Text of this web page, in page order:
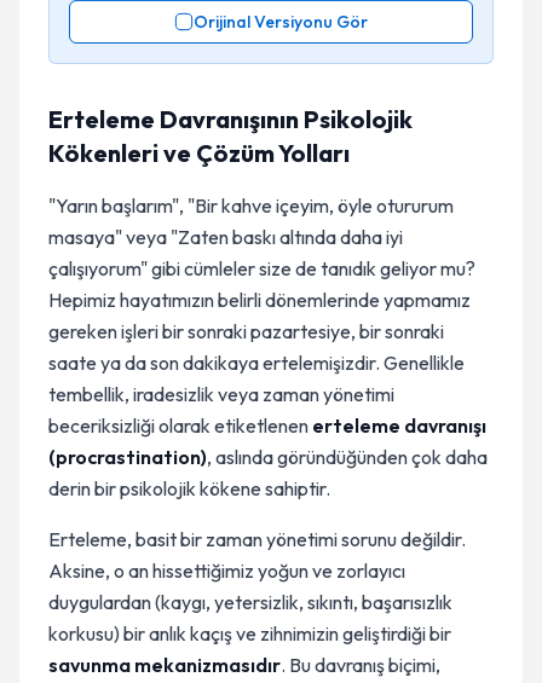
Orijinal Versiyonu Gör
Erteleme Davranışının Psikolojik
Kökenleri ve Çözüm Yolları
"Yarın başlarım", "Bir kahve içeyim, öyle otururum
masaya" veya "Zaten baskı altında daha iyi
çalışıyorum" gibi cümleler size de tanıdık geliyor mu?
Hepimiz hayatımızın belirli dönemlerinde yapmamız
gereken işleri bir sonraki pazartesiye, bir sonraki
saate ya da son dakikaya ertelemişizdir. Genellikle
tembellik, iradesizlik veya zaman yönetimi
beceriksizliği olarak etiketlenen erteleme davranışı
(procrastination), aslında göründüğünden çok daha
derin bir psikolojik kökene sahiptir.
Erteleme, basit bir zaman yönetimi sorunu değildir.
Aksine, o an hissettiğimiz yoğun ve zorlayıcı
duygulardan (kaygı, yetersizlik, sıkıntı, başarısızlık
korkusu) bir anlık kaçış ve zihnimizin geliştirdiği bir
savunma mekanizmasıdır. Bu davranış biçimi,